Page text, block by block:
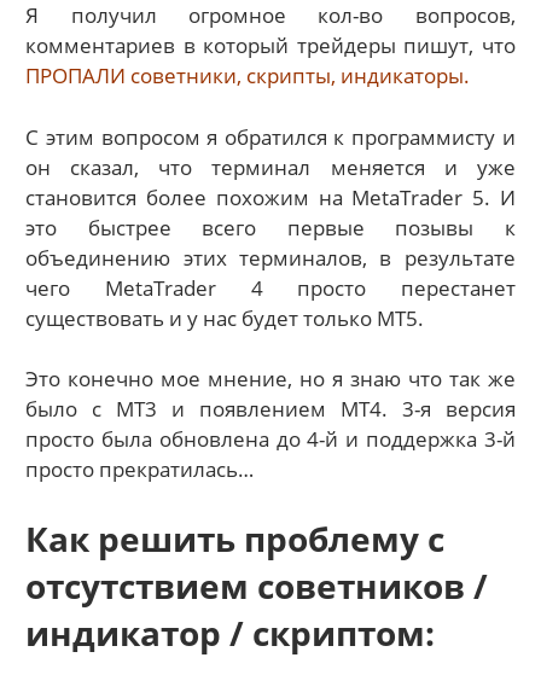
Я получил огромное кол-во вопросов,
комментариев в который трейдеры пишут, что
ПРОПАЛИ советники, скрипты, индикаторы.
С этим вопросом я обратился к программисту и
он сказал, что терминал меняется и уже
становится более похожим на MetaTrader 5. И
это быстрее всего первые позывы к
объединению этих терминалов, в результате
чего MetaTrader 4 просто перестанет
существовать и у нас будет только MT5.
Это конечно мое мнение, но я знаю что так же
было с MT3 и появлением MT4. 3-я версия
просто была обновлена до 4-й и поддержка 3-й
просто прекратилась…
Как решить проблему с
отсутствием советников /
индикатор / скриптом: